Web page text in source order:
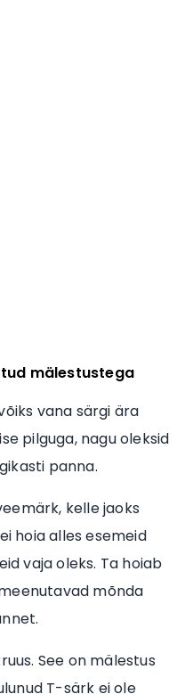
mälestustega
vana särgi ära
pilguga, nagu oleksid
panna.
kelle jaoks
hoia alles esemeid
vaja oleks. Ta hoiab
mõnda
See on mälestus
T-särk ei ole